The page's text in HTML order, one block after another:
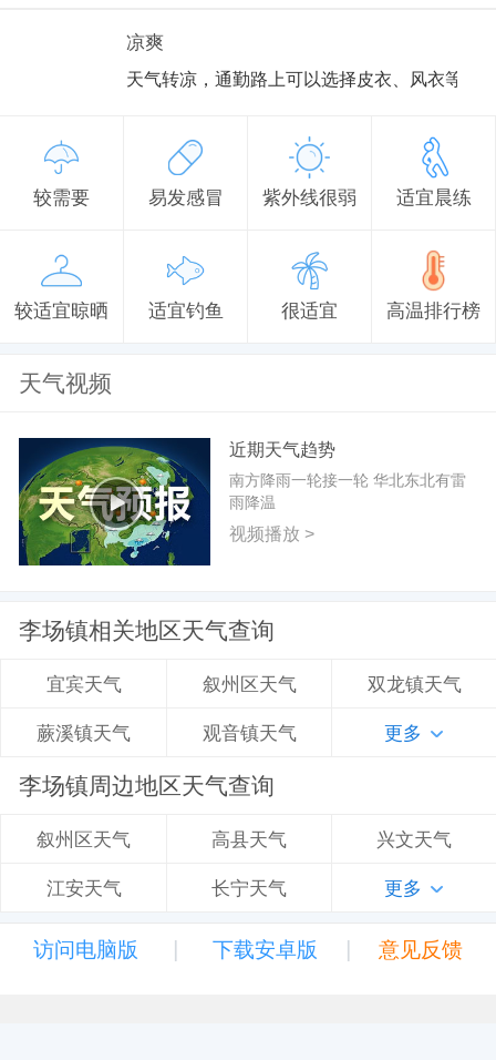
凉爽
天气转凉，通勤路上可以选择皮衣、风衣等防
较需要 易发感冒 紫外线很弱 适宜晨练
较适宜晾晒 适宜钓鱼 很适宜 高温排行榜
天气视频
近期天气趋势
南方降雨一轮接一轮 华北东北有雷
雨降温
视频播放 >
李场镇相关地区天气查询
宜宾天气 叙州区天气 双龙镇天气
蕨溪镇天气 观音镇天气 更多
李场镇周边地区天气查询
叙州区天气 高县天气 兴文天气
江安天气 长宁天气 更多
访问电脑版 | 下载安卓版 | 意见反馈